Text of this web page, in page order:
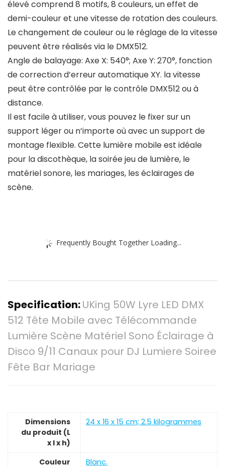
élevé comprend 8 motifs, 8 couleurs, un effet de
demi-couleur et une vitesse de rotation des couleurs.
Le changement de couleur ou le réglage de la vitesse
peuvent être réalisés via le DMX512.
Angle de balayage: Axe X: 540°; Axe Y: 270°, fonction
de correction d’erreur automatique XY. la vitesse
peut être contrôlée par le contrôle DMX512 ou à
distance.
Il est facile à utiliser, vous pouvez le fixer sur un
support léger ou n’importe où avec un support de
montage flexible. Cette lumière mobile est idéale
pour la discothèque, la soirée jeu de lumière, le
matériel sonore, les mariages, les éclairages de
scène.
Frequently Bought Together Loading...
Specification:UKing 50W Lyre LED DMX
512 Tête Mobile avec Télécommande
Lumière Scène Matériel Sono Éclairage à
Disco 9/11 Canaux pour DJ Lumiere Soiree
Fête Bar Mariage
Dimensions
du produit (L
x l x h)
‎24 x 16 x 15 cm; 2.5 kilogrammes
Couleur
‎Blanc.